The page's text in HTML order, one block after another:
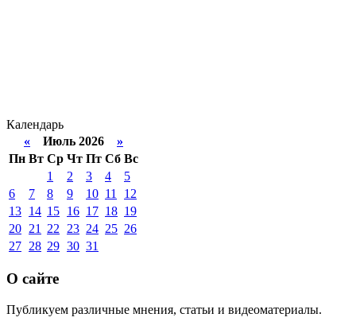
Календарь
« Июль 2026 »
Пн Вт Ср Чт Пт Сб Вс
1
2 3 4
5
6
7 8 9 10 11
12
13 14 15 16 17 18 19
20 21 22 23 24 25 26
27 28 29 30 31
О сайте
Публикуем различные мнения, статьи и видеоматериалы.